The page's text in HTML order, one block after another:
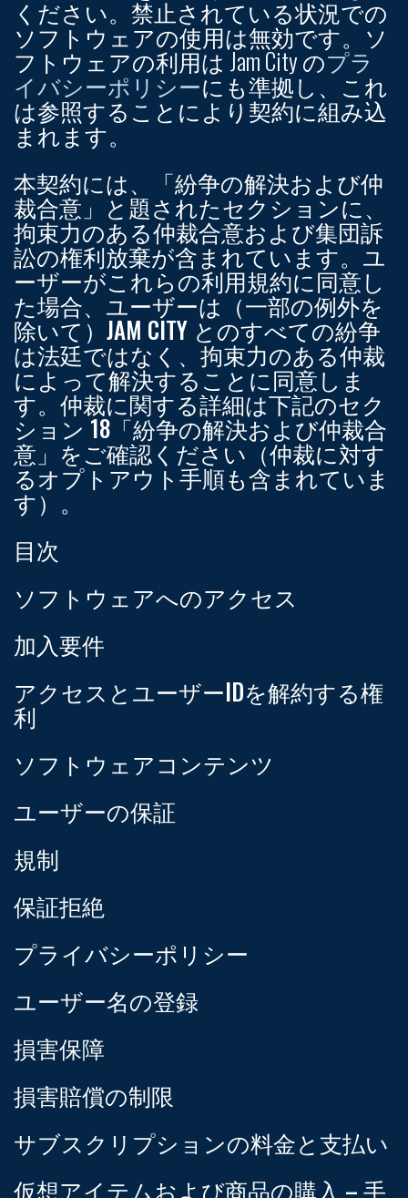
ください。禁止されている状況での
ソフトウェアの使用は無効です。ソ
フトウェアの利用は Jam City のプラ
イバシーポリシーにも準拠し、これ
は参照することにより契約に組み込
まれます。
本契約には、「紛争の解決および仲
裁合意」と題されたセクションに、
拘束力のある仲裁合意および集団訴
訟の権利放棄が含まれています。ユ
ーザーがこれらの利用規約に同意し
た場合、ユーザーは（一部の例外を
除いて）JAM CITY とのすべての紛争
は法廷ではなく、拘束力のある仲裁
によって解決することに同意しま
す。仲裁に関する詳細は下記のセク
ション 18「紛争の解決および仲裁合
意」をご確認ください（仲裁に対す
るオプトアウト手順も含まれていま
す）。
目次
ソフトウェアへのアクセス
加入要件
アクセスとユーザーIDを解約する権
利
ソフトウェアコンテンツ
ユーザーの保証
規制
保証拒絶
プライバシーポリシー
ユーザー名の登録
損害保障
損害賠償の制限
サブスクリプションの料金と支払い
仮想アイテムおよび商品の購入 – 手